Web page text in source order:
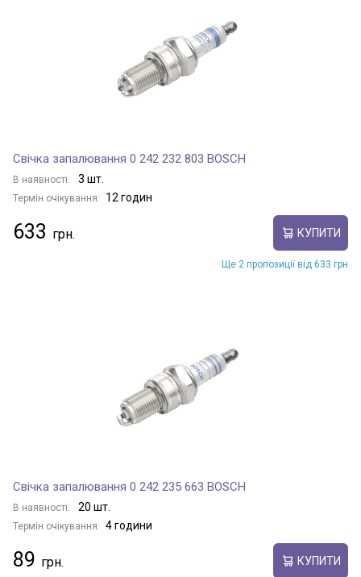
Свічка запалювання 0 242 232 803 BOSCH
В наявності: 3 шт.
Термін очікування: 12 годин
633 КУПИТИ
Ще 2 пропозиції від 633 грн
Свічка запалювання 0 242 235 663 BOSCH
В наявності: 20 шт.
Термін очікування: 4 години
89 КУПИТИ